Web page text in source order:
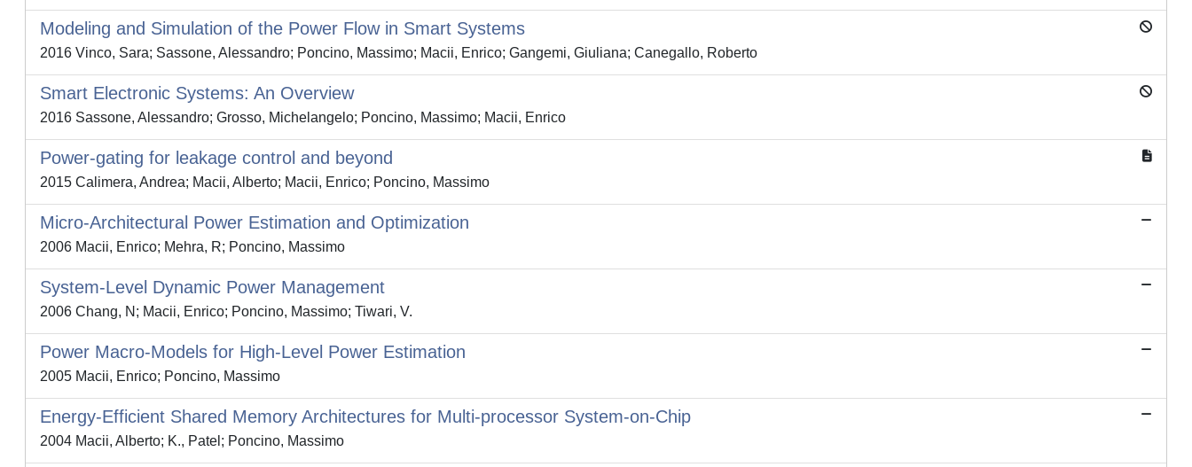
Modeling and Simulation of the Power Flow in Smart Systems
2016 Vinco, Sara; Sassone, Alessandro; Poncino, Massimo; Macii, Enrico; Gangemi, Giuliana; Canegallo, Roberto
Smart Electronic Systems: An Overview
2016 Sassone, Alessandro; Grosso, Michelangelo; Poncino, Massimo; Macii, Enrico
Power-gating for leakage control and beyond
2015 Calimera, Andrea; Macii, Alberto; Macii, Enrico; Poncino, Massimo
Micro-Architectural Power Estimation and Optimization
2006 Macii, Enrico; Mehra, R; Poncino, Massimo
System-Level Dynamic Power Management
2006 Chang, N; Macii, Enrico; Poncino, Massimo; Tiwari, V.
Power Macro-Models for High-Level Power Estimation
2005 Macii, Enrico; Poncino, Massimo
Energy-Efficient Shared Memory Architectures for Multi-processor System-on-Chip
2004 Macii, Alberto; K., Patel; Poncino, Massimo